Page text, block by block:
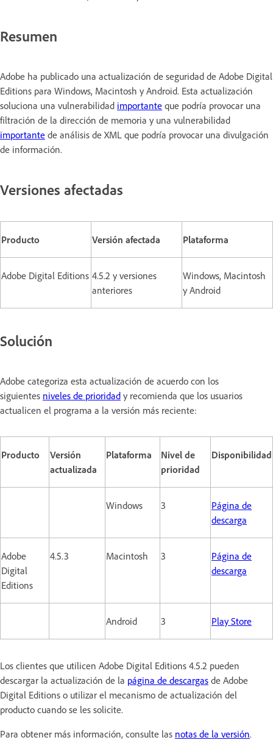
Resumen
Adobe ha publicado una actualización de seguridad de Adobe Digital
Editions para Windows, Macintosh y Android. Esta actualización
soluciona una vulnerabilidad importante que podría provocar una
filtración de la dirección de memoria y una vulnerabilidad
importante de análisis de XML que podría provocar una divulgación
de información.
Versiones afectadas
Producto Versión afectada Plataforma
Adobe Digital Editions 4.5.2 y versiones
anteriores
Windows, Macintosh
y Android
Solución
Adobe categoriza esta actualización de acuerdo con los
siguientes niveles de prioridad y recomienda que los usuarios
actualicen el programa a la versión más reciente:
Producto
Versión
actualizada
Plataforma
Nivel de
prioridad
Disponibilidad
Windows 3
Página de
descarga
Adobe
Digital
Editions
4.5.3 Macintosh 3
Página de
descarga
Android 3 Play Store
Los clientes que utilicen Adobe Digital Editions 4.5.2 pueden
descargar la actualización de la página de descargas de Adobe
Digital Editions o utilizar el mecanismo de actualización del
producto cuando se les solicite.
Para obtener más información, consulte las notas de la versión.